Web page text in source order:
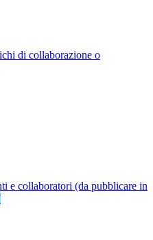
di collaborazione o
e collaboratori (da pubblicare in